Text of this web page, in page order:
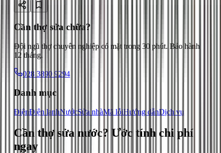
Cần thợ sửa chữa?
Đội ngũ thợ chuyên nghiệp có mặt trong 30 phút. Bảo hành
12 tháng.
028 3890 9294
Danh mục
ĐiệnĐiện lạnhNướcSửa nhàMã lỗiHướng dẫnDịch vụ
Cần thợ sửa nước? Ước tính chi phí
ngay